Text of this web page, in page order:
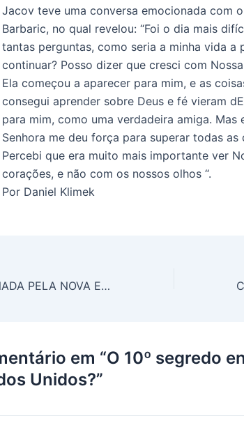
Jacov teve uma conversa emocionada com
Barbaric, no qual revelou: “Foi o dia mais
tantas perguntas, como seria a minha vida a
continuar? Posso dizer que cresci com
Ela começou a aparecer para mim, e as
consegui aprender sobre Deus e fé vieram
para mim, como uma verdadeira amiga. Mas
Senhora me deu força para superar todas
Percebi que era muito mais importante ver
corações, e não com os nossos olhos “.
Por Daniel Klimek
ERA APAIXONADA PELA NOVA ERA MAS DEUS TEVE PIEDADE DE MIM !!!
em “O 10º segredo
Unidos?”